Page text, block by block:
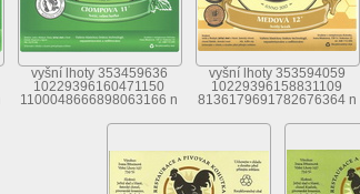
vyšní lhoty 353459636
10229396160471150
1100048666898063166 n
vyšní lhoty 353594059
10229396158831109
8136179691782676364 n